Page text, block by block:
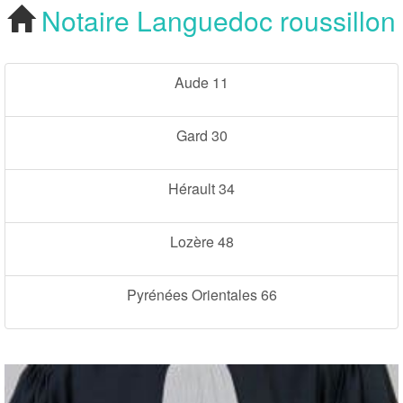
Cherchez votre
Notaire Languedoc
roussillon
Notaire Languedoc roussillon
Aude 11
Gard 30
Hérault 34
Lozère 48
Pyrénées Orientales 66
Notaire Languedoc roussillon